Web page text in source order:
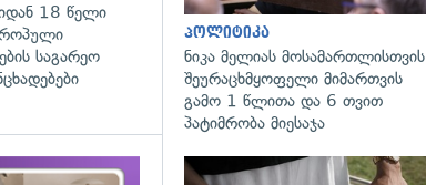
18 წელი
საგარეო
პოლიტიკა
ნიკა მელიას მოსამართლისთვის
შეურაცხმყოფელი მიმართვის
გამო 1 წლითა და 6 თვით
პატიმრობა მიესაჯა